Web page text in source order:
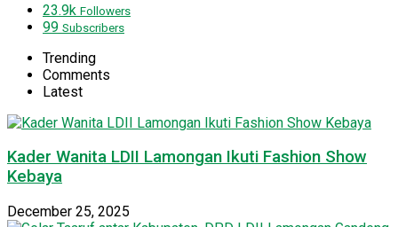
23.9k Followers
99 Subscribers
Trending
Comments
Latest
Kader Wanita LDII Lamongan Ikuti Fashion Show
Kebaya
December 25, 2025